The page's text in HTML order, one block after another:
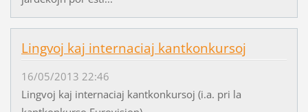
Lingvoj kaj internaciaj kantkonkursoj
16/05/2013 22:46
Lingvoj kaj internaciaj kantkonkursoj (i.a. pri la